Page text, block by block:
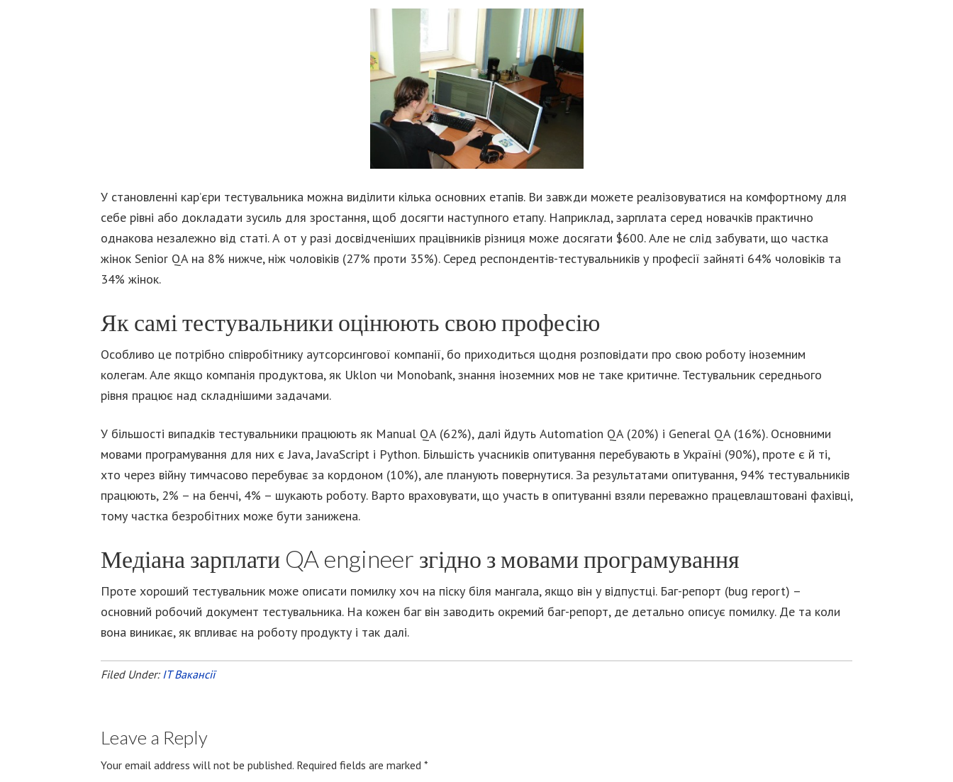
У становленні кар’єри тестувальника можна виділити кілька основних етапів. Ви завжди можете реалізовуватися на комфортному для
себе рівні або докладати зусиль для зростання, щоб досягти наступного етапу. Наприклад, зарплата серед новачків практично
однакова незалежно від статі. А от у разі досвідченіших працівників різниця може досягати $600. Але не слід забувати, що частка
жінок Senior QA на 8% нижче, ніж чоловіків (27% проти 35%). Серед респондентів-тестувальників у професії зайняті 64% чоловіків та
34% жінок.
Як самі тестувальники оцінюють свою професію
Особливо це потрібно співробітнику аутсорсингової компанії, бо приходиться щодня розповідати про свою роботу іноземним
колегам. Але якщо компанія продуктова, як Uklon чи Monobank, знання іноземних мов не таке критичне. Тестувальник середнього
рівня працює над складнішими задачами.
У більшості випадків тестувальники працюють як Manual QA (62%), далі йдуть Automation QA (20%) і General QA (16%). Основними
мовами програмування для них є Java, JavaScript і Python. Більшість учасників опитування перебувають в Україні (90%), проте є й ті,
хто через війну тимчасово перебуває за кордоном (10%), але планують повернутися. За результатами опитування, 94% тестувальників
працюють, 2% – на бенчі, 4% – шукають роботу. Варто враховувати, що участь в опитуванні взяли переважно працевлаштовані фахівці,
тому частка безробітних може бути занижена.
Медіана зарплати QA engineer згідно з мовами програмування
Проте хороший тестувальник може описати помилку хоч на піску біля мангала, якщо він у відпустці. Баг-репорт (bug report) –
основний робочий документ тестувальника. На кожен баг він заводить окремий баг-репорт, де детально описує помилку. Де та коли
вона виникає, як впливає на роботу продукту і так далі.
Filed Under: IT Вакансії
Leave a Reply
Your email address will not be published. Required fields are marked *